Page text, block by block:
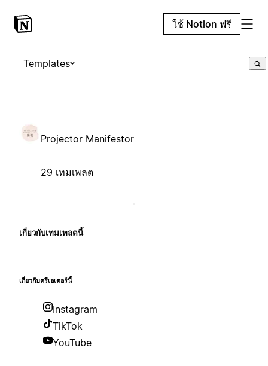
ใช้ Notion ฟรี
Templates
Projector Manifestor
29 เทมเพลต
เกี่ยวกับเทมเพลตนี้
เกี่ยวกับครีเอเตอร์นี้
Instagram
TikTok
YouTube